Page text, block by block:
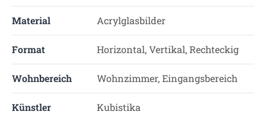
Material Acrylglasbilder
Format Horizontal, Vertikal, Rechteckig
Wohnbereich Wohnzimmer, Eingangsbereich
Künstler Kubistika